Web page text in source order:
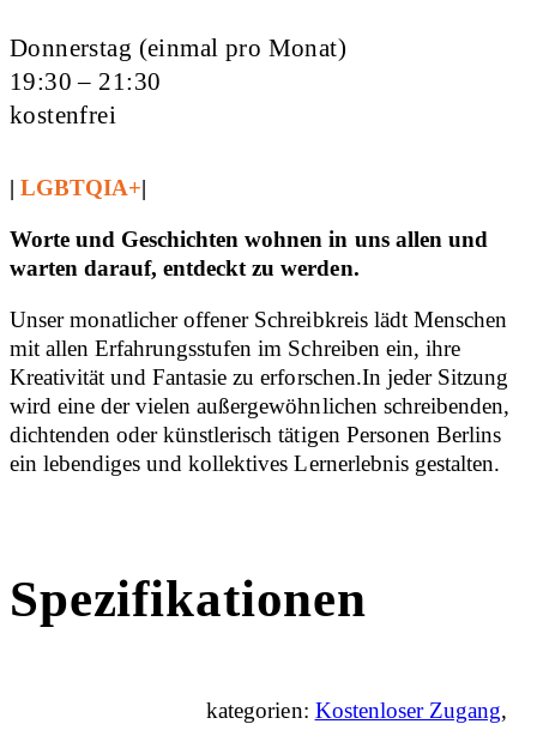
Donnerstag (einmal pro Monat)
19:30 – 21:30
kostenfrei
|LGBTQIA+|
Worte und Geschichten wohnen in uns allen und
warten darauf, entdeckt zu werden.
Unser monatlicher offener Schreibkreis lädt Menschen
mit allen Erfahrungsstufen im Schreiben ein, ihre
Kreativität und Fantasie zu erforschen.In jeder Sitzung
wird eine der vielen außergewöhnlichen schreibenden,
dichtenden oder künstlerisch tätigen Personen Berlins
ein lebendiges und kollektives Lernerlebnis gestalten.
Spezifikationen
kategorien: Kostenloser Zugang,